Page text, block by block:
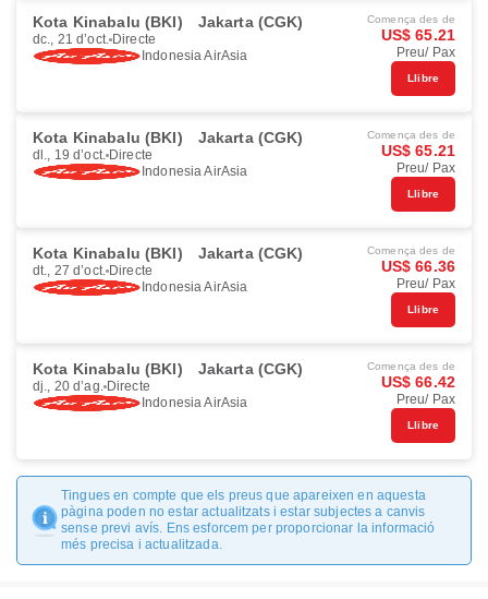
Kota Kinabalu (BKI) Jakarta (CGK)
dc., 21 d’oct. Directe
Indonesia AirAsia
Comença des de
US$ 65.21
Preu/ Pax
Llibre
Kota Kinabalu (BKI) Jakarta (CGK)
dl., 19 d’oct. Directe
Indonesia AirAsia
Comença des de
US$ 65.21
Preu/ Pax
Llibre
Kota Kinabalu (BKI) Jakarta (CGK)
dt., 27 d’oct. Directe
Indonesia AirAsia
Comença des de
US$ 66.36
Preu/ Pax
Llibre
Kota Kinabalu (BKI) Jakarta (CGK)
dj., 20 d’ag. Directe
Indonesia AirAsia
Comença des de
US$ 66.42
Preu/ Pax
Llibre
Tingues en compte que els preus que apareixen en aquesta
pàgina poden no estar actualitzats i estar subjectes a canvis
sense previ avís. Ens esforcem per proporcionar la informació
més precisa i actualitzada.